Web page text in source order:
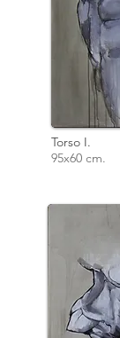
Torso I.
95x60 cm.